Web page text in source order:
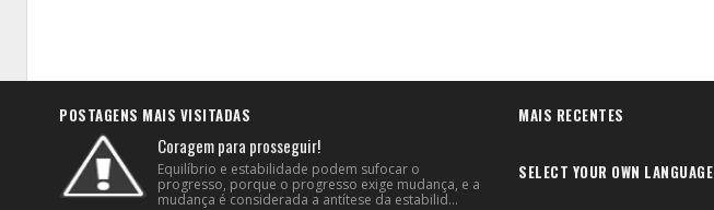
POSTAGENS MAIS VISITADAS
Coragem para prosseguir!
Equilíbrio e estabilidade podem sufocar o
progresso, porque o progresso exige mudança, e a
mudança é considerada a antítese da estabilid...
MAIS RECENTES
SELECT YOUR OWN LANGUAGE